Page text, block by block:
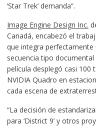
‘Star Trek’ demanda”.
Image Engine Design Inc.
Canadá, encabezó el
que integra
secuencia tipo documental
película desplegó casi
NVIDIA Quadro en
cada escena de
“La decisión de
para ‘District 9’ y otros